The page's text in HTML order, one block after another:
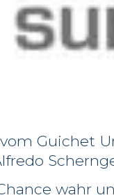
Guichet
wahr